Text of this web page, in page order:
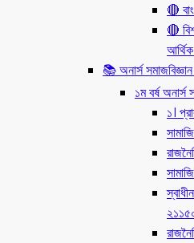
🔴
🔴
📚 অনার্স
১ম বর্ষ অনার্স
১।